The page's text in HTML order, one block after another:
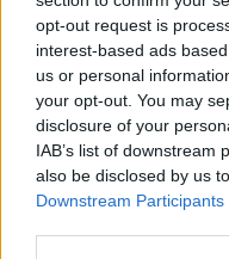
opt-out request is
interest-based ads
us or personal
your opt-out. You may
disclosure of your
IAB’s list of downstream
also be disclosed by us
Downstream Participants
Tale passaggio, infatti,
fiducia alla riaperturadel
possibile ripresa delle
Unnuovo tavolo sarà
l’approvazione definitiva
stabilimento.
"Vertenza
chiusa"